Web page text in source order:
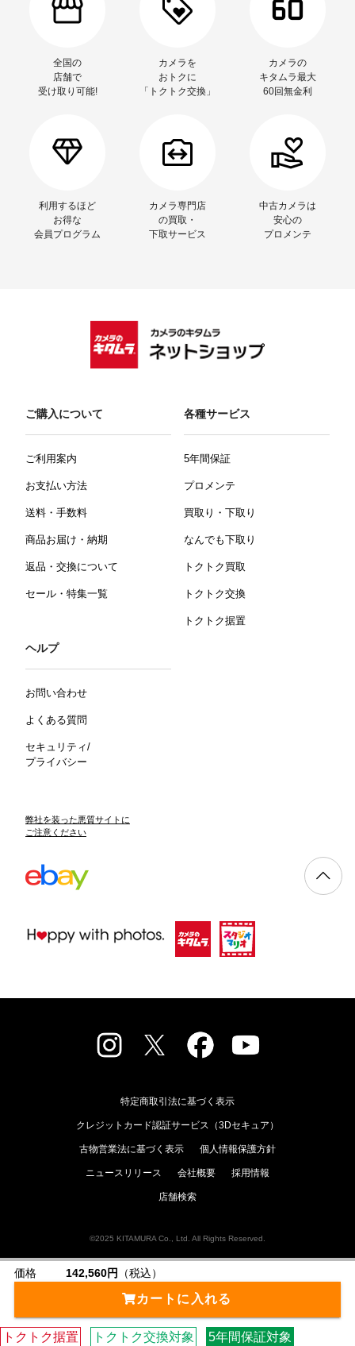
価格 142,560円 （税込）
カートに入れる
トクトク据置 トクトク交換対象 5年間保証対象
全国の
店舗で
受け取り可能!
カメラを
おトクに
「トクトク交換」
カメラの
キタムラ最大
60回無金利
利用するほど
お得な
会員プログラム
カメラ専門店
の買取・
下取サービス
中古カメラは
安心の
プロメンテ
ご購入について
ご利用案内
お支払い方法
送料・手数料
商品お届け・納期
返品・交換について
セール・特集一覧
各種サービス
5年間保証
プロメンテ
買取り・下取り
なんでも下取り
トクトク買取
トクトク交換
トクトク据置
ヘルプ
お問い合わせ
よくある質問
セキュリティ/
プライバシー
弊社を装った悪質サイトに
ご注意ください
特定商取引法に基づく表示
クレジットカード認証サービス（3Dセキュア）
古物営業法に基づく表示 個人情報保護方針
ニュースリリース 会社概要 採用情報
店舗検索
©2025 KITAMURA Co., Ltd. All Rights Reserved.